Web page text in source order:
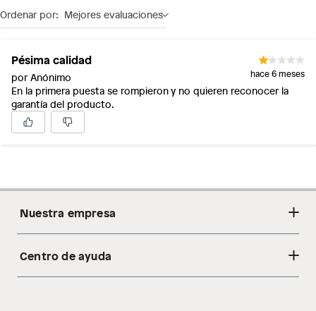
Ordenar por: Mejores evaluaciones
Pésima calidad
por Anónimo hace 6 meses
En la primera puesta se rompieron y no quieren reconocer la
garantía del producto.
Nuestra empresa
Acerca de nosotros
Centro de ayuda